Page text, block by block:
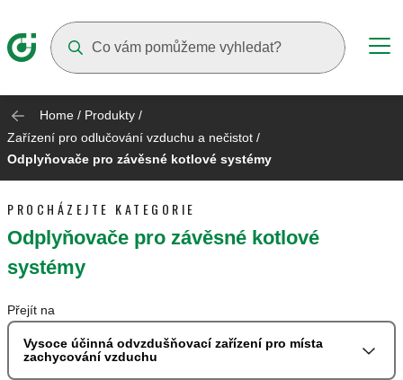
Home / Produkty /
Zařízení pro odlučování vzduchu a nečistot /
Odplyňovače pro závěsné kotlové systémy
PROCHÁZEJTE KATEGORIE
Odplyňovače pro závěsné kotlové
systémy
Přejít na
Vysoce účinná odvzdušňovací zařízení pro místa
zachycování vzduchu